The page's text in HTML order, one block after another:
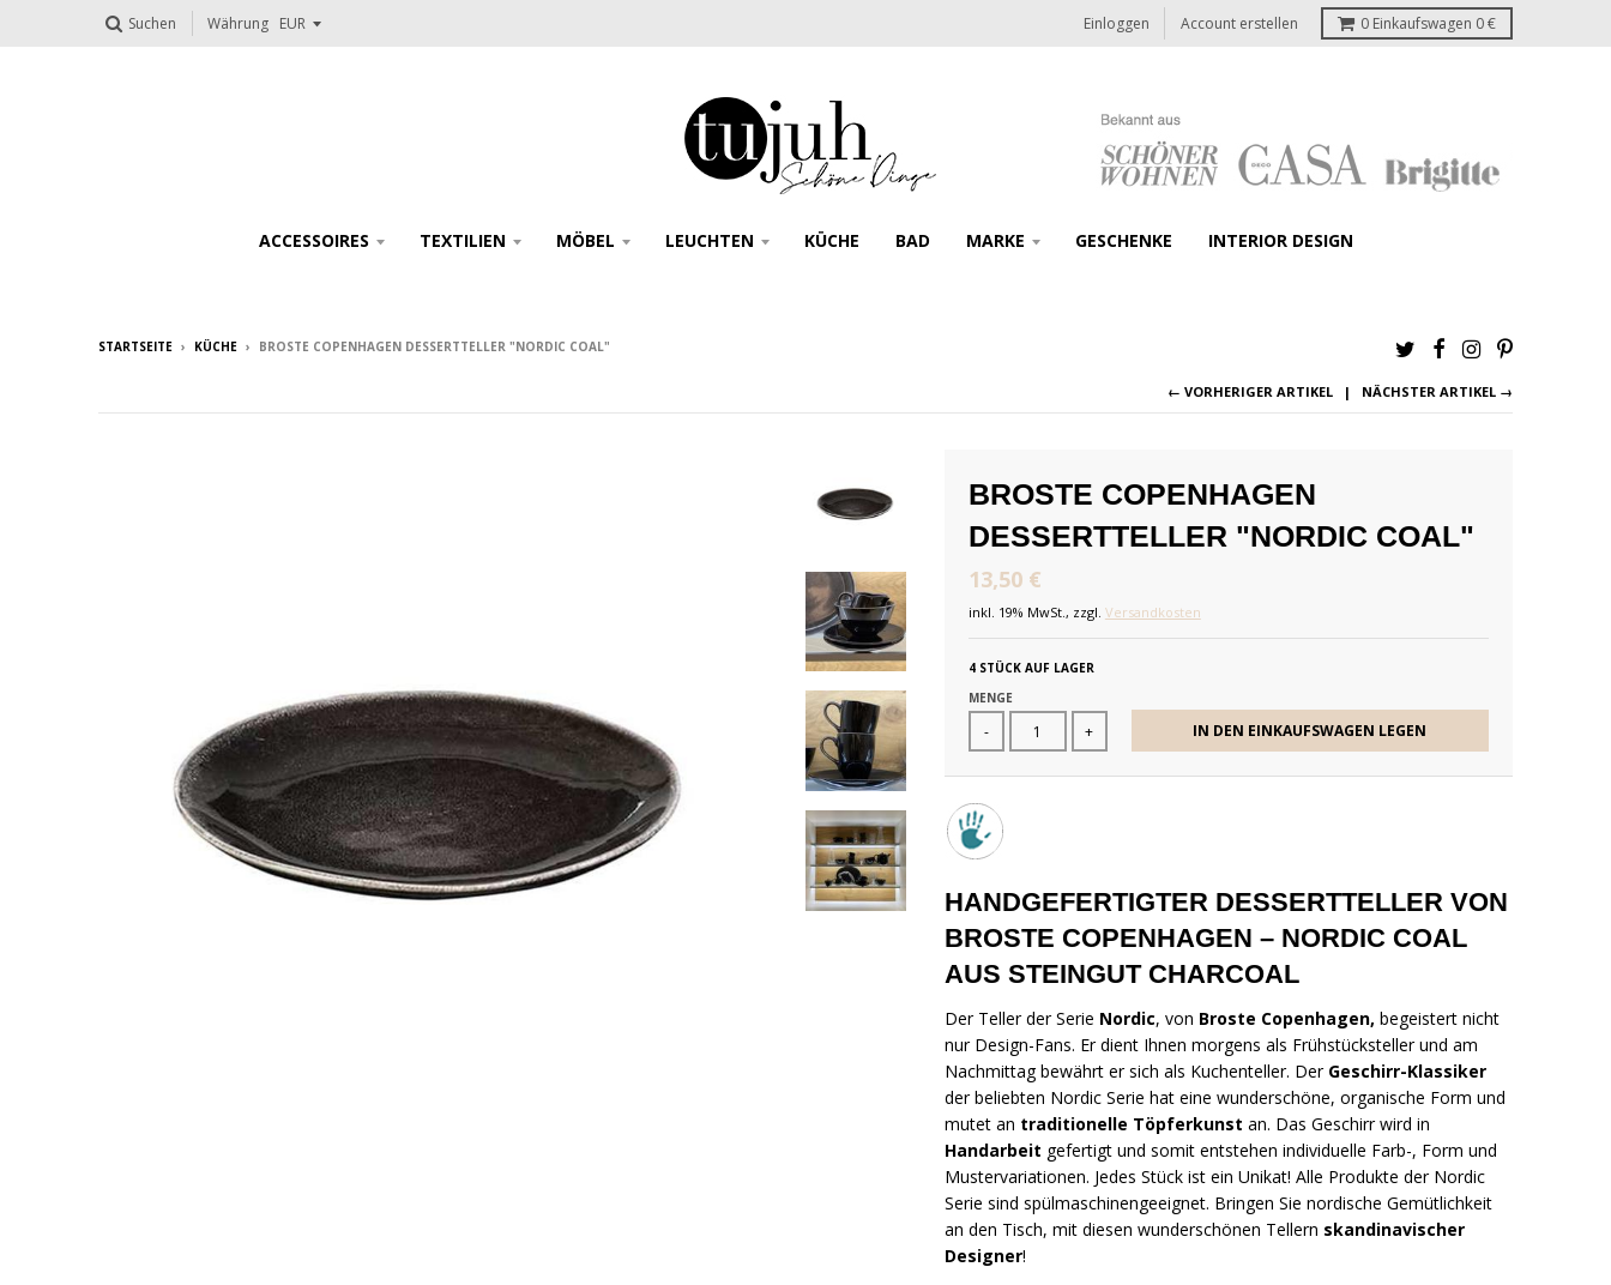
Suchen Währung Einloggen Account erstellen 0 Einkaufswagen 0 €
ACCESSOIRES TEXTILIEN MÖBEL LEUCHTEN KÜCHE BAD MARKE GESCHENKE INTERIOR DESIGN
STARTSEITE › KÜCHE › BROSTE COPENHAGEN DESSERTTELLER "NORDIC COAL"
← VORHERIGER ARTIKEL NÄCHSTER ARTIKEL →
BROSTE COPENHAGEN
DESSERTTELLER "NORDIC COAL"
13,50 €
inkl. 19% MwSt., zzgl. Versandkosten
4 STÜCK AUF LAGER
MENGE
- + IN DEN EINKAUFSWAGEN LEGEN
HANDGEFERTIGTER DESSERTTELLER VON
BROSTE COPENHAGEN – NORDIC COAL
AUS STEINGUT CHARCOAL
Der Teller der Serie Nordic, von Broste Copenhagen, begeistert nicht
nur Design-Fans. Er dient Ihnen morgens als Frühstücksteller und am
Nachmittag bewährt er sich als Kuchenteller. Der Geschirr-Klassiker
der beliebten Nordic Serie hat eine wunderschöne, organische Form und
mutet an traditionelle Töpferkunst an. Das Geschirr wird in
Handarbeit gefertigt und somit entstehen individuelle Farb-, Form und
Mustervariationen. Jedes Stück ist ein Unikat! Alle Produkte der Nordic
Serie sind spülmaschinengeeignet. Bringen Sie nordische Gemütlichkeit
an den Tisch, mit diesen wunderschönen Tellern skandinavischer
Designer!